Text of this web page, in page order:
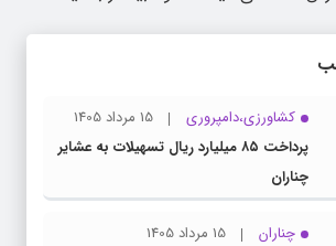
کشاورزی،دامپروری
15 مرداد 1405
پرداخت ۸۵ میلیارد ریال تسهیلات به عشایر
چناران
چناران
15 مرداد 1405